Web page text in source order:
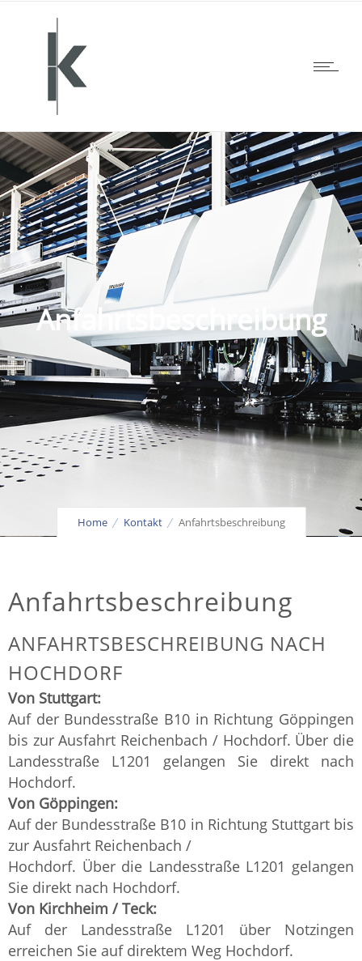
Anfahrtsbeschreibung
Home Kontakt Anfahrtsbeschreibung
Anfahrtsbeschreibung
ANFAHRTSBESCHREIBUNG NACH
HOCHDORF
Von Stuttgart:
Auf der Bundesstraße B10 in Richtung Göppingen
bis zur Ausfahrt Reichenbach / Hochdorf. Über die
Landesstraße L1201 gelangen Sie direkt nach
Hochdorf.
Von Göppingen:
Auf der Bundesstraße B10 in Richtung Stuttgart bis
zur Ausfahrt Reichenbach /
Hochdorf. Über die Landesstraße L1201 gelangen
Sie direkt nach Hochdorf.
Von Kirchheim / Teck:
Auf der Landesstraße L1201 über Notzingen
erreichen Sie auf direktem Weg Hochdorf.